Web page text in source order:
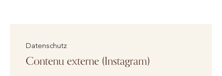
Datenschutz
Contenu externe (Instagram)